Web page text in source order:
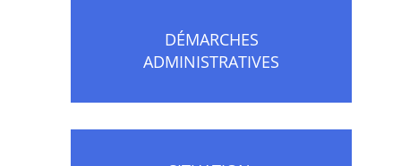
DÉMARCHES
ADMINISTRATIVES